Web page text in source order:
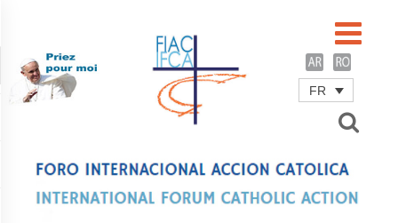
FR
Password